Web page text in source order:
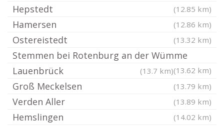
Hepstedt (12.85 km)
Hamersen (12.86 km)
Ostereistedt (13.32 km)
Stemmen bei Rotenburg an der Wümme
(13.62 km)
Lauenbrück (13.7 km)
Groß Meckelsen (13.79 km)
Verden Aller (13.89 km)
Hemslingen (14.02 km)